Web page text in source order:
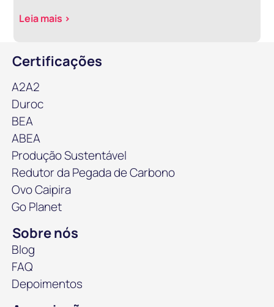
Leia mais >
Certificações
A2A2
Duroc
BEA
ABEA
Produção Sustentável
Redutor da Pegada de Carbono
Ovo Caipira
Go Planet
Sobre nós
Blog
FAQ
Depoimentos